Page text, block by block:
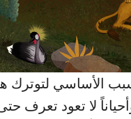
الأساسي
لا تعود تعرف